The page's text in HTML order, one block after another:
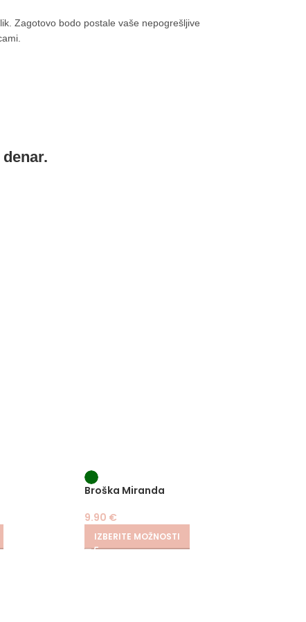
Zagotovo bodo postale vaše nepogrešljive
Broška Miranda
9.90 €
IZBERITE MOŽNOSTI